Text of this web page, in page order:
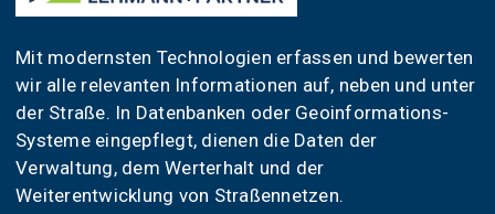
Mit modernsten Technologien erfassen und bewerten
wir alle relevanten Informationen auf, neben und unter
der Straße. In Datenbanken oder Geoinformations-
Systeme eingepflegt, dienen die Daten der
Verwaltung, dem Werterhalt und der
Weiterentwicklung von Straßennetzen.